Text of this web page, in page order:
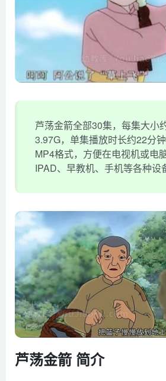
芦荡金箭全部30集，每集大小
3.97G，单集播放时长约22分
MP4格式，方便在电视机或电
IPAD、早教机、手机等各种设
芦荡金箭 简介